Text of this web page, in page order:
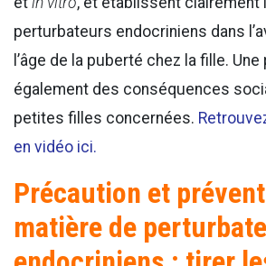
perturbateurs endocriniens dans
l’âge de la puberté chez la fille.
également des conséquences
petites filles concernées.
en vidéo ici.
Précaution et
matière de